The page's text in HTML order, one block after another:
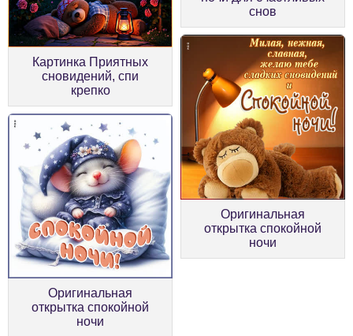
Картинка Приятных
сновидений, спи
крепко
снов
Оригинальная
открытка спокойной
ночи
Оригинальная
открытка спокойной
ночи